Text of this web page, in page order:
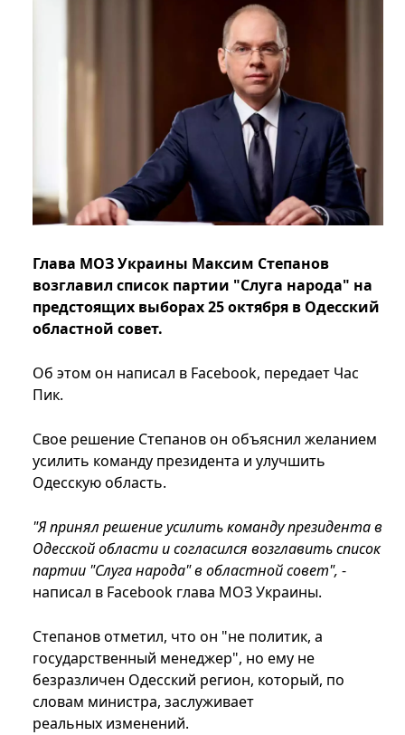
Глава МОЗ Украины Максим Степанов
возглавил список партии "Слуга народа" на
предстоящих выборах 25 октября в Одесский
областной совет.
Об этом он написал в Fаcebook, передает Час
Пик.
Свое решение Степанов он объяснил желанием
усилить команду президента и улучшить
Одесскую область.
"Я принял решение усилить команду президента в
Одесской области и согласился возглавить список
партии "Слуга народа" в областной совет", -
написал в Fаcebook глава МОЗ Украины.
Степанов отметил, что он "не политик, а
государственный менеджер", но ему не
безразличен Одесский регион, который, по
словам министра, заслуживает
реальных изменений.